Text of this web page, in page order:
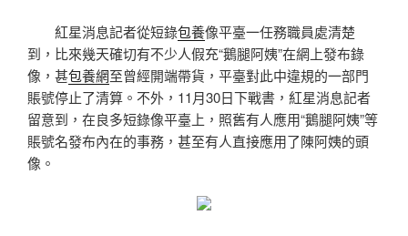
紅星消息記者從短錄包養像平臺一任務職員處清楚
到，比來幾天確切有不少人假充“鵝腿阿姨”在網上發布錄
像，甚包養網至曾經開端帶貨，平臺對此中違規的一部門
賬號停止了清算。不外，11月30日下戰書，紅星消息記者
留意到，在良多短錄像平臺上，照舊有人應用“鵝腿阿姨”等
賬號名發布內在的事務，甚至有人直接應用了陳阿姨的頭
像。